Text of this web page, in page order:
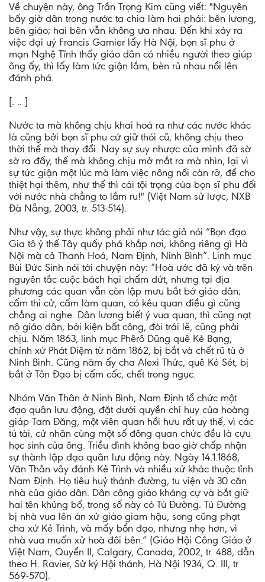
Về chuyện này, ông Trần Trọng Kim cũng viết: "Nguyên
bấy giờ dân trong nước ta chia làm hai phái: bên lương,
bên giáo; hai bên vẫn không ưa nhau. Đến khi xảy ra
việc đại uý Francis Garnier lấy Hà Nội, bọn sĩ phu ở
mạn Nghệ Tĩnh thấy giáo dân có nhiều người theo giúp
ông ấy, thì lấy làm tức giận lắm, bèn rủ nhau nổi lên
đánh phá.
[. .. ]
Nước ta mà không chịu khai hoá ra như các nước khác
là cũng bởi bọn sĩ phu cứ giữ thói cũ, không chịu theo
thời thế mà thay đổi. Nay sự suy nhược của mình đã sờ
sờ ra đấy, thế mà không chịu mở mắt ra mà nhìn, lại vì
sự tức giận một lúc mà làm việc nông nổi càn rỡ, để cho
thiệt hại thêm, như thế thì cái tội trọng của bọn sĩ phu đối
với nước nhà chẳng to lắm ru!" (Việt Nam sử lược, NXB
Đà Nẵng, 2003, tr. 513-514).
Như vậy, sự thực không phải như tác giả nói “Bọn đạo
Gia tô ỷ thế Tây quấy phá khắp nơi, không riêng gì Hà
Nội mà cả Thanh Hoá, Nam Định, Ninh Bình”. Linh mục
Bùi Đức Sinh nói tới chuyện này: “Hoà ước đã ký và trên
nguyên tắc cuộc bách hại chấm dứt, nhưng tại địa
phương các quan vẫn còn lập mưu bắt bớ giáo dân;
cấm thi cử, cấm làm quan, có kêu quan điều gì cũng
chẳng ai nghe. Dân lương biết ý vua quan, thì cũng nạt
nộ giáo dân, bới kiện bất công, đòi trái lẽ, cũng phải
chịu. Năm 1863, linh mục Phêrô Dũng quê Kẻ Bạng,
chính xứ Phát Diệm từ năm 1862, bị bắt và chết rũ tù ở
Ninh Bình. Cũng năm ấy cha Alexi Thức, quê Kẻ Sét, bị
bắt ở Tôn Đạo bị cấm cốc, chết trong ngục.
Nhóm Văn Thân ở Ninh Bình, Nam Định tổ chức một
đạo quân lưu động, đặt dưới quyền chỉ huy của hoàng
giáp Tam Đăng, một viên quan hồi hưu rất uy thế, vì các
tú tài, cử nhân cùng một số đông quan chức đều là cựu
học sinh của ông. Triều đình không bao giờ chấp nhận
sự thành lập đạo quân lưu động này. Ngày 14.1.1868,
Văn Thân vây đánh Kẻ Trình và nhiều xứ khác thuộc tỉnh
Nam Định. Họ tiêu huỷ thánh đường, tu viện và 30 căn
nhà của giáo dân. Dân công giáo kháng cự và bắt giữ
hai tên khủng bố, trong số này có Tú Đường. Tú Đường
bị nhà vua lên án xử giảo giam hậu, song cũng phạt
cha xứ Kẻ Trình, và mấy bổn đạo, nhưng nhẹ hơn, vì
nhà vua muốn xử hoà đôi bên.” (Giáo Hội Công Giáo ở
Việt Nam, Quyển II, Calgary, Canada, 2002, tr. 488, dẫn
theo H. Ravier, Sử ký Hội thánh, Hà Nội 1934, Q. III, tr
569-570).